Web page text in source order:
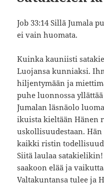
Job 33:14 Sillä Jumala
ei vain huomata.
Kuinka kauniisti
Luojansa kunniaksi.
hiljentymään ja
puhe luonnossa
Jumalan läsnäolo
ikuista kieltään Hänen
uskollisuudestaan.
kaikki ristin
Siitä laulaa
saakoon elää ja
Valtakuntansa tulee ja